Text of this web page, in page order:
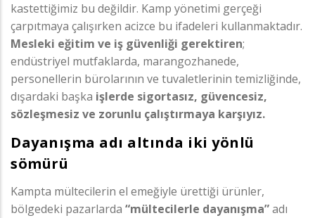
kastettiğimiz bu değildir. Kamp yönetimi gerçeği
çarpıtmaya çalışırken acizce bu ifadeleri kullanmaktadır.
Mesleki eğitim ve iş güvenliği gerektiren;
endüstriyel mutfaklarda, marangozhanede,
personellerin bürolarının ve tuvaletlerinin temizliğinde,
dışardaki başka işlerde sigortasız, güvencesiz,
sözleşmesiz ve zorunlu çalıştırmaya karşıyız.
Dayanışma adı altında iki yönlü
sömürü
Kampta mültecilerin el emeğiyle ürettiği ürünler,
bölgedeki pazarlarda “mültecilerle dayanışma”adı